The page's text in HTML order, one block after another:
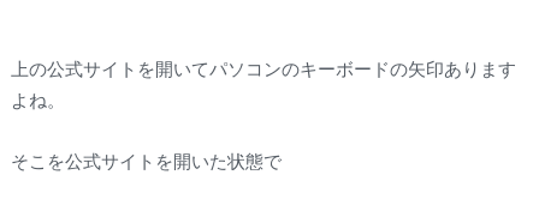
上の公式サイトを開いてパソコンのキーボードの矢印あります
よね。
そこを公式サイトを開いた状態で